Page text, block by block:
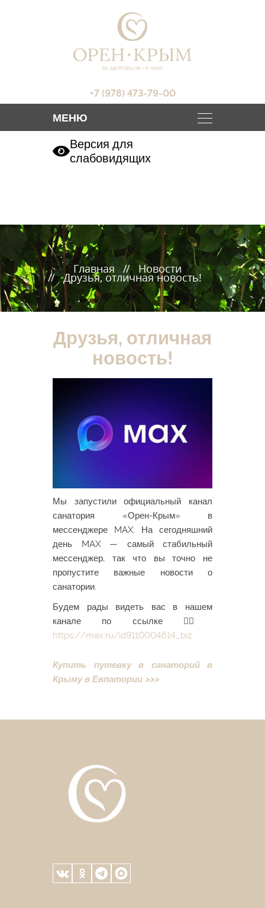
+7 (978) 473-79-00
Версия для
слабовидящих
Главная Новости
Друзья, отличная новость!
Друзья, отличная
новость!
Мы запустили официальный канал
санатория «Орен-Крым» в
мессенджере MAX. На сегодняшний
день MAX — самый стабильный
мессенджер, так что вы точно не
пропустите важные новости о
санатории.
Будем рады видеть вас в нашем
канале по ссылке 👉🏻
https://max.ru/id9110004614_biz
Купить путевку в санаторий в
Крыму в Евпатории >>>